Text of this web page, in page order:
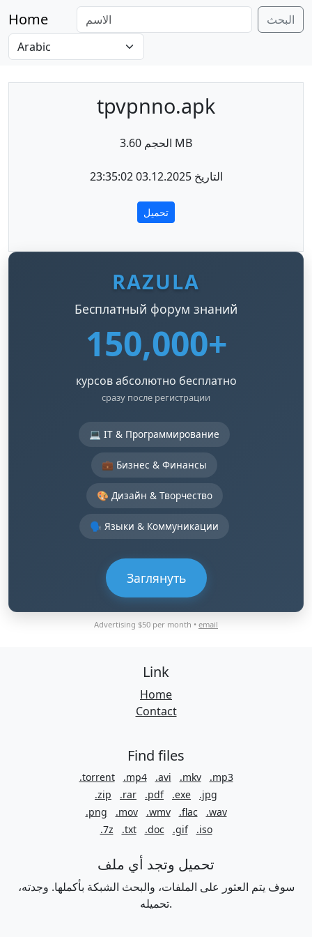
Home البحث
tpvpnno.apk
الحجم 3.60 MB
التاريخ 03.12.2025 23:35:02
تحميل
RAZULA
Бесплатный форум знаний
150,000+
курсов абсолютно бесплатно
сразу после регистрации
💻 IT & Программирование
💼 Бизнес & Финансы
🎨 Дизайн & Творчество
🗣️ Языки & Коммуникации
Заглянуть
Advertising $50 per month • email
Link
Home
Contact
Find files
.torrent .mp4 .avi .mkv
.mp3
.zip
.rar .pdf .exe
.jpg
.png
.mov .wmv .flac
.wav
.7z
.txt .doc .gif .iso
تحميل وتجد أي ملف
سوف يتم العثور على الملفات، والبحث الشبكة بأكملها. وجدته،
تحميله.